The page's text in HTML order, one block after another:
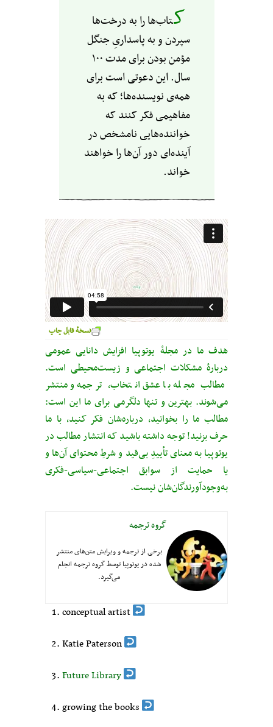
کتاب‌ها را به درخت‌ها
سپردن و به پاسداری‌ِ جنگل
مؤمن بودن برای مدت ۱۰۰
سال. این دعوتی است برای
همه‌ی نویسنده‌ها؛ که به
مفاهیمی فکر کنند که
خواننده‌هایی نامشخص در
آینده‌ای دور آن‌ها را خواهند
خواند.
نسخهٔ قابل چاپ
هدف ما در مجلهٔ یوتوپیا افزایش دانایی عمومی
دربارهٔ مشکلات اجتماعی و زیست‌محیطی است.
مطالب مجله با عشق انتخاب، ترجمه و منتشر
می‌شوند. بهترین و تنها دلگرمی برای ما این است:
مطالب ما را بخوانید، درباره‌شان فکر کنید، با ما
حرف بزنید! توجه داشته باشید که انتشار مطالب در
یوتوپیا به معنای تأییدِ بی‌قید‌ و شرطِ محتوای آن‌ها و
یا حمایت از سوابق اجتماعی-سیاسی-فکری
به‌وجودآورندگان‌شان نیست.
گروه ترجمه
برخی از ترجمه و ویرایش متن‌های منتشر
شده در یوتوپیا توسط گروه ترجمه انجام
می‌گیرد.
conceptual artist
Katie Paterson
Future Library
growing the books